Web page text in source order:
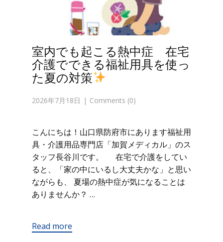
室内でも起こる熱中症 在宅
介護でできる福祉用具を使っ
た夏の対策
2026年7月18日 Comments (0)
こんにちは！山口県防府市にあります福祉用
具・介護用品専門店「加賀メディカル」のス
タッフ長谷川です。 在宅で介護をしてい
ると、「家の中にいるし大丈夫かな」と思い
ながらも、 夏場の熱中症が気になることは
ありませんか？ …
Read more